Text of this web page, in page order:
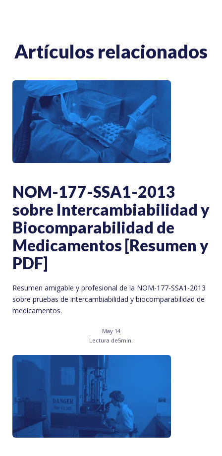
Artículos relacionados
NOM-177-SSA1-2013
sobre Intercambiabilidad y
Biocomparabilidad de
Medicamentos [Resumen y
PDF]
Resumen amigable y profesional de la NOM-177-SSA1-2013
sobre pruebas de intercambiabilidad y biocomparabilidad de
medicamentos.
May 14
Lectura de5min.